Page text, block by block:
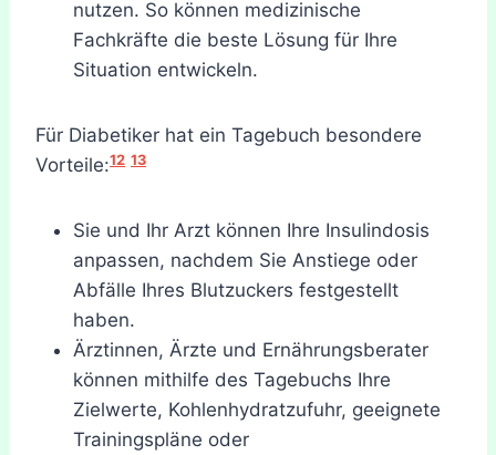
nutzen. So können medizinische
Fachkräfte die beste Lösung für Ihre
Situation entwickeln.
Für Diabetiker hat ein Tagebuch besondere
Vorteile:12 13
Sie und Ihr Arzt können Ihre Insulindosis
anpassen, nachdem Sie Anstiege oder
Abfälle Ihres Blutzuckers festgestellt
haben.
Ärztinnen, Ärzte und Ernährungsberater
können mithilfe des Tagebuchs Ihre
Zielwerte, Kohlenhydratzufuhr, geeignete
Trainingspläne oder